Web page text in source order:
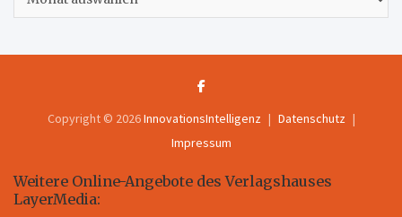
Copyright © 2026InnovationsIntelligenz
Datenschutz
Impressum
Weitere Online-Angebote des Verlagshauses
LayerMedia: